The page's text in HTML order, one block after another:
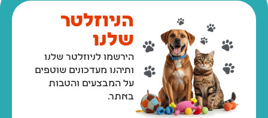
הניוזלטר
שלנו
הירשמו לניוזלטר שלנו
ותיהנו מעדכונים שוטפים
על המבצעים והטבות
באתר.